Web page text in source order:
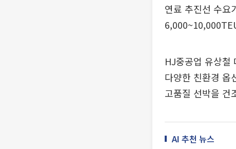
연료 추진선 수요
HJ중공업 유상철
다양한 친환경 옵
고품질 선박을 건
AI 추천 뉴스